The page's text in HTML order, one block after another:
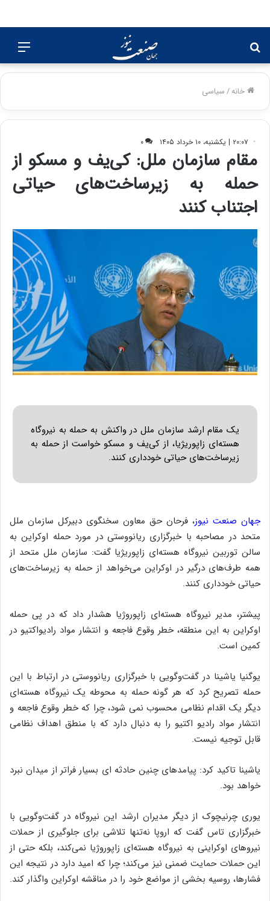
برای
خانه/سیاسی
۲۰:۰۷ | یکشنبه، ۱۰ خرداد ۱۴۰۵ ۰
مقام سازمان ملل: کی‌یف و مسکو از
حمله به زیرساخت‌های حیاتی
اجتناب کنند
یک مقام ارشد سازمان ملل در واکنش به حمله به نیروگاه
هسته‌ای زاپوریژیا، از کی‌یف و مسکو خواست از حمله به
زیرساخت‌های حیاتی خودداری کنند.
جهان صنعت نیوز، فرحان حق معاون سخنگوی دبیرکل سازمان ملل
متحد در مصاحبه با خبرگزاری ریانووستی در مورد حمله اوکراین به
سالن توربین نیروگاه هسته‌ای زاپوریژیا گفت: سازمان ملل متحد از
همه طرف‌های درگیر در اوکراین می‌خواهد از حمله به زیرساخت‌های
حیاتی خودداری کنند.
پیشتر، مدیر نیروگاه هسته‌ای زاپوروژیا هشدار داد که در پی حمله
اوکراین به این منطقه، خطر وقوع فاجعه و انتشار مواد رادیواکتیو در
کمین است.
یوگنیا یاشینا در گفت‌وگویی با خبرگزاری ریانووستی در ارتباط با این
حمله تصریح کرد که هر گونه حمله به محوطه یک نیروگاه هسته‌ای
دیگر یک اقدام نظامی محسوب نمی شود، چرا که خطر وقوع فاجعه و
انتشار مواد رادیو اکتیو را به دنبال دارد که با منطق اهداف نظامی
قابل توجیه نیست.
یاشینا تاکید کرد: پیامدهای چنین حادثه ای بسیار فراتر از میدان نبرد
خواهد بود.
یوری چرنیچوک از دیگر مدیران ارشد این نیروگاه در گفت‌وگویی با
خبرگزاری تاس گفت که اروپا نه‌تنها تلاشی برای جلوگیری از حملات
نیروهای اوکراینی به نیروگاه هسته‌ای زاپوروژیا نمی‌کند، بلکه حتی از
این حملات حمایت ضمنی نیز می‌کند؛ چرا که امید دارد در نتیجه این
فشارها، روسیه بخشی از مواضع خود را در مناقشه اوکراین واگذار کند.